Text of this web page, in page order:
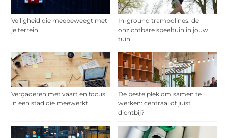
Veiligheid die meebeweegt met
je terrein
In-ground trampolines: de
onzichtbare speeltuin in jouw
tuin
Vergaderen met vaart en focus
in een stad die meewerkt
De beste plek om samen te
werken: centraal of juist
dichtbij?